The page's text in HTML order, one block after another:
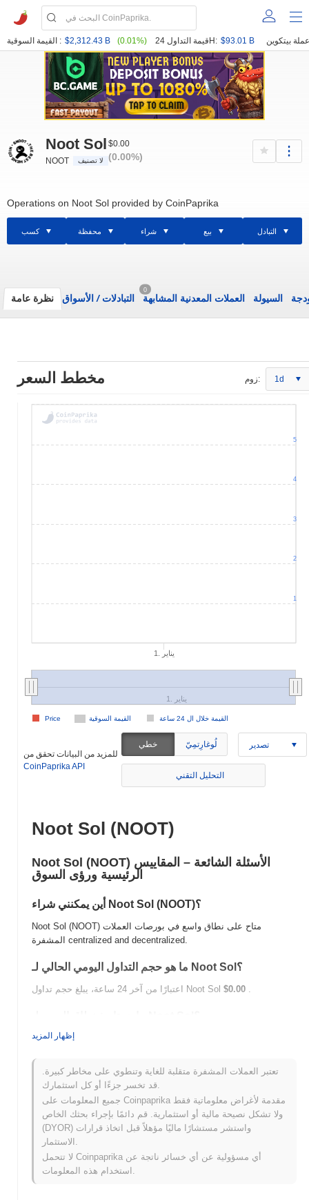
القيمة السوقية : $2,312.43 B (0.01%) قيمة التداول 24H: $93.01 B
Noot Sol
NOOT لا تصنيف
$0.00
(0.00%)
Operations on Noot Sol provided by CoinPaprika
كسب محفظة شراء بيع التبادل
نظرة عامة التبادلات/ الأسواق
0
العملات المعدنية المشابهة السيولة
مخطط السعر زوم: 1d
1. يناير
القيمة السوقية القيمة خلال ال 24 ساعة Price
1. يناير
1
2
3
4
5
للمزيد من البيانات تحقق من
CoinPaprika API
خطي لُوغارِتمِيّ تصدير
التحليل التقني
Noot Sol (NOOT)
Noot Sol (NOOT) الأسئلة الشائعة – المقاييس
الرئيسية ورؤى السوق
أين يمكنني شراء Noot Sol (NOOT)؟
Noot Sol (NOOT) متاح على نطاق واسع في بورصات العملات
المشفرة centralized and decentralized.
ما هو حجم التداول اليومي الحالي لـ Noot Sol؟
اعتبارًا من آخر 24 ساعة، يبلغ حجم تداول Noot Sol $0.00 .
Noot Sol يتم تداوله حاليًا بنسبة
كيف يعمل Noot Sol مقارنة بسوق العملات المشفرة
الأوسع؟
العملات المشفرة بشكل عام الذي سجل مكاسب0.01%
. يشير هذا
إظهار المزيد
تعتبر العملات المشفرة متقلبة للغاية وتنطوي على مخاطر كبيرة.
قد تخسر جزءًا أو كل استثمارك.
جميع المعلومات على Coinpaprika مقدمة لأغراض معلوماتية فقط
ولا تشكل نصيحة مالية أو استثمارية. قم دائمًا بإجراء بحثك الخاص
(DYOR) واستشر مستشارًا ماليًا مؤهلاً قبل اتخاذ قرارات
لا تتحمل Coinpaprika أي مسؤولية عن أي خسائر ناتجة عن